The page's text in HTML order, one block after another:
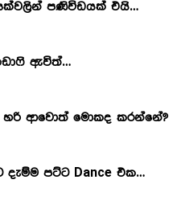
පණිවිඩයක් එයි…
ඇවිත්…
ආවොත් මොකද කරන්නේ?
දැම්ම පට්ට Dance එක…